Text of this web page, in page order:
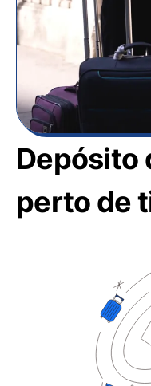
Depósito
perto de